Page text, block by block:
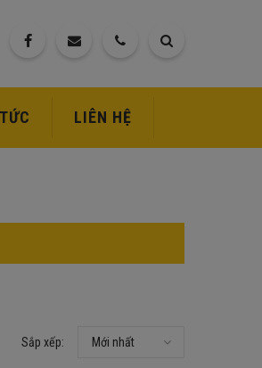
LIÊN HỆ
Sắp xếp: Mới nhất